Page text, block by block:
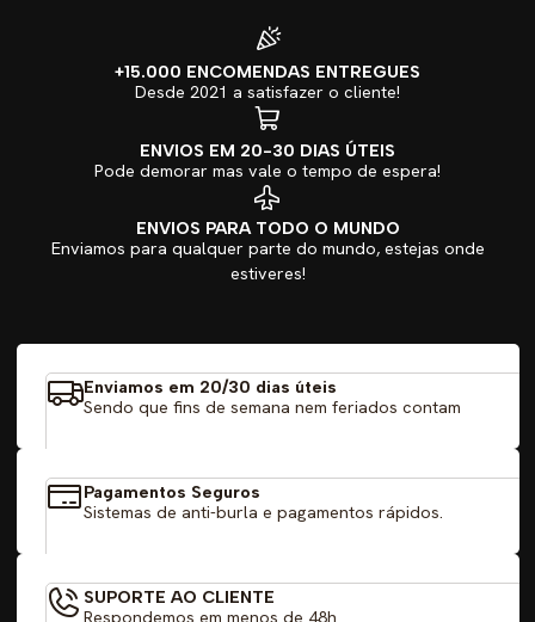
+15.000 ENCOMENDAS ENTREGUES
Desde 2021 a satisfazer o cliente!
ENVIOS EM 20-30 DIAS ÚTEIS
Pode demorar mas vale o tempo de espera!
ENVIOS PARA TODO O MUNDO
Enviamos para qualquer parte do mundo, estejas onde
estiveres!
Enviamos em 20/30 dias úteis
Sendo que fins de semana nem feriados contam
Pagamentos Seguros
Sistemas de anti-burla e pagamentos rápidos.
SUPORTE AO CLIENTE
Respondemos em menos de 48h